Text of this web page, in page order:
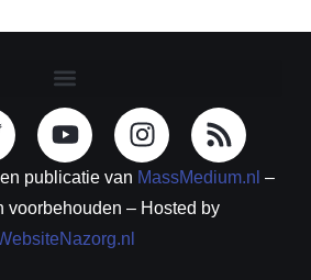
publicatie van MassMedium.nl –
voorbehouden – Hosted by